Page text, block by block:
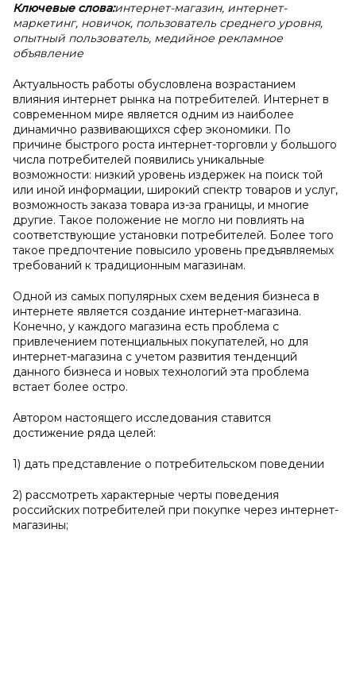
Ключевые слова:интернет-магазин, интернет-
маркетинг, новичок, пользователь среднего уровня,
опытный пользователь, медийное рекламное
объявление
Актуальность работы обусловлена возрастанием
влияния интернет рынка на потребителей. Интернет в
современном мире является одним из наиболее
динамично развивающихся сфер экономики. По
причине быстрого роста интернет-торговли у большого
числа потребителей появились уникальные
возможности: низкий уровень издержек на поиск той
или иной информации, широкий спектр товаров и услуг,
возможность заказа товара из-за границы, и многие
другие. Такое положение не могло ни повлиять на
соответствующие установки потребителей. Более того
такое предпочтение повысило уровень предъявляемых
требований к традиционным магазинам.
Одной из самых популярных схем ведения бизнеса в
интернете является создание интернет-магазина.
Конечно, у каждого магазина есть проблема с
привлечением потенциальных покупателей, но для
интернет-магазина с учетом развития тенденций
данного бизнеса и новых технологий эта проблема
встает более остро.
Автором настоящего исследования ставится
достижение ряда целей:
1) дать представление о потребительском поведении
2) рассмотреть характерные черты поведения
российских потребителей при покупке через интернет-
магазины;